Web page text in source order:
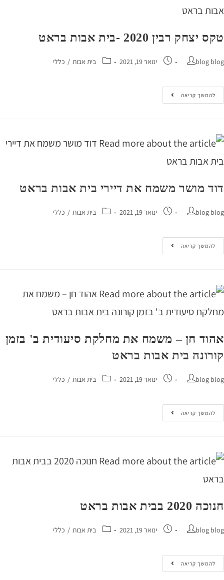
רבין 2020 -בית אבות בראט
blog ינואר 19, 2021 בית אבות / כללי
קריאה
מושר משמח את דיירי בית אבות בראט
blog ינואר 19, 2021 בית אבות / כללי
קריאה
חן – משמח את מחלקת סיעודית ב' בזמן
בית אבות בראט
blog ינואר 19, 2021 בית אבות / כללי
קריאה
בבית אבות בראט
blog ינואר 19, 2021 בית אבות / כללי
קריאה